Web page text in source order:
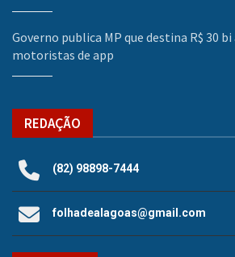
Governo publica MP que destina R$ 30
motoristas de app
REDAÇÃO
(82) 98898-7444
folhadealagoas@gmail.com